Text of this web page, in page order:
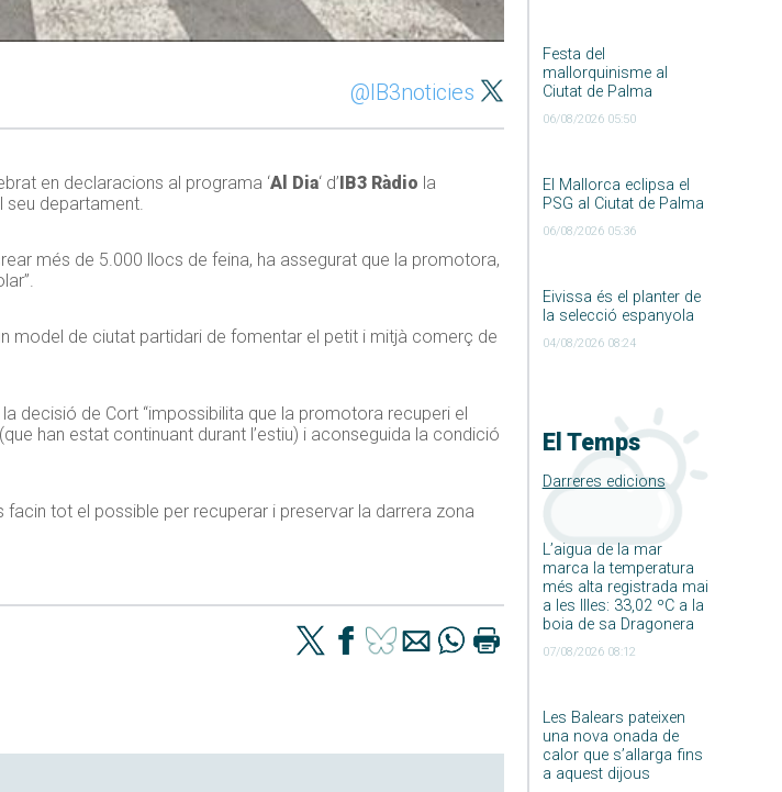
Festa del
mallorquinisme al
Ciutat de Palma
06/08/2026 05:50
El Mallorca eclipsa el
PSG al Ciutat de Palma
06/08/2026 05:36
Eivissa és el planter de
la selecció espanyola
04/08/2026 08:24
El Temps
Darreres edicions
L’aigua de la mar
marca la temperatura
més alta registrada mai
a les Illes: 33,02 ºC a la
boia de sa Dragonera
07/08/2026 08:12
Les Balears pateixen
una nova onada de
calor que s’allarga fins
a aquest dijous
@IB3noticies
en declaracions al programa ‘Al Dia‘ d’ IB3 Ràdio la
seu departament.
més de 5.000 llocs de feina, ha assegurat que la promotora,
model de ciutat partidari de fomentar el petit i mitjà comerç de
decisió de Cort “impossibilita que la promotora recuperi el
han estat continuant durant l’estiu) i aconseguida la condició
tot el possible per recuperar i preservar la darrera zona